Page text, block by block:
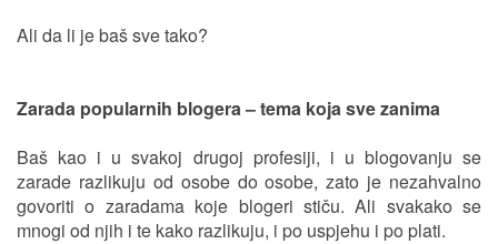
Ali da li je baš sve tako?
Zarada popularnih blogera – tema koja sve zanima
Baš kao i u svakoj drugoj profesiji, i u blogovanju se
zarade razlikuju od osobe do osobe, zato je nezahvalno
govoriti o zaradama koje blogeri stiču. Ali svakako se
mnogi od njih i te kako razlikuju, i po uspjehu i po plati.